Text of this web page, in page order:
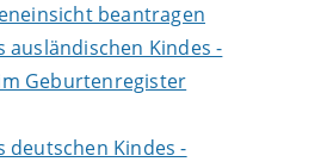
beantragen
ausländischen Kindes -
Geburtenregister
deutschen Kindes -